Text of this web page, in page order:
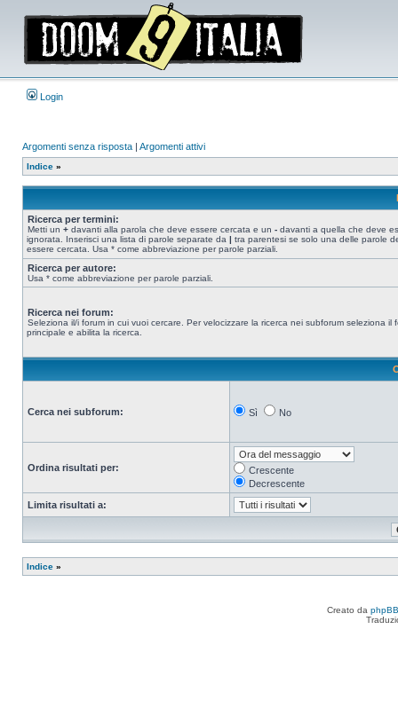
Login
Argomenti senza risposta | Argomenti attivi
Indice »
Ricerca per termini:
Metti un + davanti alla parola che deve essere cercata e un - davanti a quella che deve
ignorata. Inserisci una lista di parole separate da | tra parentesi se solo una delle parole
essere cercata. Usa * come abbreviazione per parole parziali.
Ricerca per autore:
Usa * come abbreviazione per parole parziali.
Ricerca nei forum:
Seleziona il/i forum in cui vuoi cercare. Per velocizzare la ricerca nei subforum seleziona il
principale e abilita la ricerca.
Cerca nei subforum: Sì No
Ordina risultati per:
Crescente
Decrescente
Limita risultati a:
Indice »
Creato da phpBB